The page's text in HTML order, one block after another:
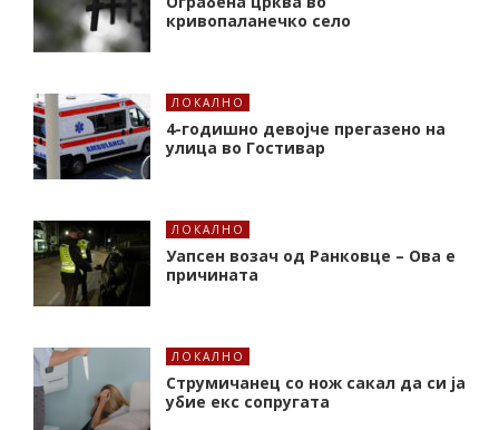
кривопаланечко село
ЛОКАЛНО
4-годишно девојче прегазено на
улица во Гостивар
ЛОКАЛНО
Уапсен возач од Ранковце – Ова е
причината
ЛОКАЛНО
Струмичанец со нож сакал да си ја
убие екс сопругата